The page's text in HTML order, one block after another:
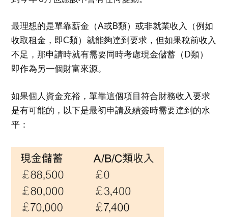
最理想的是單靠薪金（A或B類）或非就業收入（例如
收取租金，即C類）就能夠達到要求，但如果稅前收入
不足，那申請時就有需要同時考慮現金儲蓄（D類）
即作為另一個財富來源。
如果個人資金充裕，單靠這個項目符合財務收入要求
是有可能的，以下是最初申請及續簽時需要達到的水
平：